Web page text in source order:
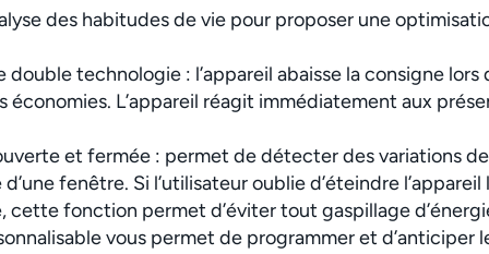
des habitudes de vie pour proposer une
technologie : l’appareil abaisse la consigne lors
économies. L’appareil réagit immédiatement aux
et fermée : permet de détecter des variations
fenêtre. Si l’utilisateur oublie d’éteindre l’appareil
cette fonction permet d’éviter tout gaspillage
vous permet de programmer et d’anticiper